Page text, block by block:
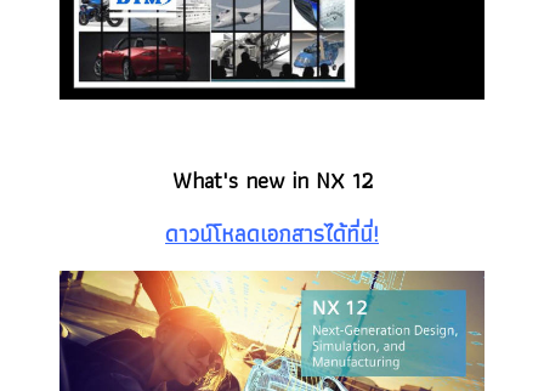
What's new in NX 12
ดาวน์โหลดเอกสารได้ที่นี่!